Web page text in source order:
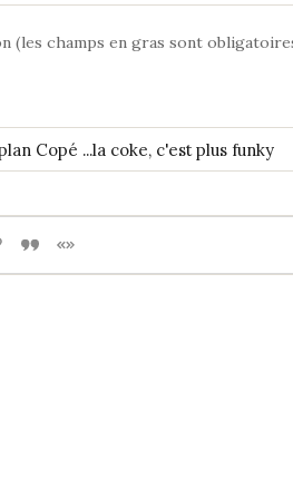
(les champs en gras sont